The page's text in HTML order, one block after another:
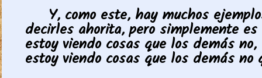
Y, como este, hay muchos
decirles ahorita, pero simplemente es
estoy viendo cosas que los demás
estoy viendo cosas que los demás no